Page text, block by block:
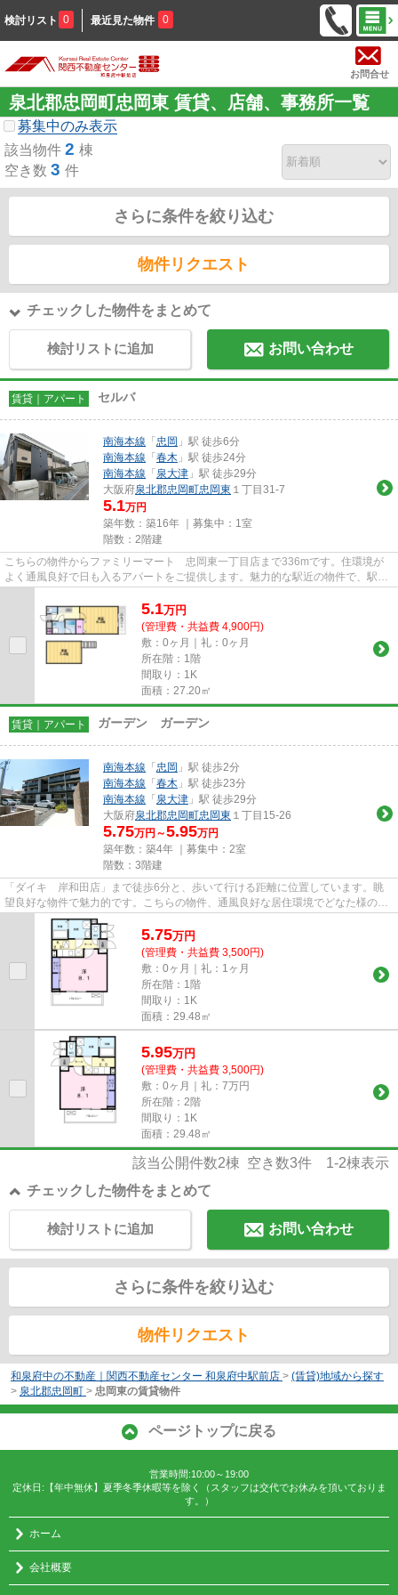
検討リスト 0 最近見た物件 0
お問合せ
泉北郡忠岡町忠岡東 賃貸、店舗、事務所一覧
募集中のみ表示
該当物件 2 棟
空き数 3 件
さらに条件を絞り込む
物件リクエスト
チェックした物件をまとめて
検討リストに追加 お問い合わせ
賃貸｜アパート セルバ
南海本線 「 忠岡 」駅 徒歩6分
南海本線 「 春木 」駅 徒歩24分
南海本線 「 泉大津 」駅 徒歩29分
大阪府泉北郡忠岡町忠岡東 １丁目31-7
5.1万円
築年数：築16年 ｜募集中： 1室
階数：2階建
こちらの物件からファミリーマート 忠岡東一丁目店まで336mです。住環境が
よく通風良好で日も入るアパートをご提供します。魅力的な駅近の物件で、駅ま
5.1万円
(管理費・共益費 4,900円)
敷：0ヶ月｜礼：0ヶ月
所在階：1階
間取り：1K
面積：27.20㎡
賃貸｜アパート ガーデン ガーデン
南海本線 「 忠岡 」駅 徒歩2分
南海本線 「 春木 」駅 徒歩23分
南海本線 「 泉大津 」駅 徒歩29分
大阪府泉北郡忠岡町忠岡東 １丁目15-26
5.75万円～5.95万円
築年数：築4年 ｜募集中： 2室
階数：3階建
「ダイキ 岸和田店」まで徒歩6分と、歩いて行ける距離に位置しています。眺
望良好な物件で魅力的です。こちらの物件、通風良好な居住環境でどなた様の健
康にも良いおすすめの物件です...
5.75万円
(管理費・共益費 3,500円)
敷：0ヶ月｜礼：1ヶ月
所在階：1階
間取り：1K
面積：29.48㎡
5.95万円
(管理費・共益費 3,500円)
敷：0ヶ月｜礼：7万円
所在階：2階
間取り：1K
面積：29.48㎡
該当公開件数2棟 空き数3件 1-2棟表示
チェックした物件をまとめて
お問い合わせ
検討リストに追加
さらに条件を絞り込む
物件リクエスト
和泉府中の不動産｜関西不動産センター 和泉府中駅前店 > (賃貸)地域から探す
> 泉北郡忠岡町 > 忠岡東の賃貸物件
ページトップに戻る
営業時間:10:00～19:00
定休日:【年中無休】夏季冬季休暇等を除く（スタッフは交代でお休みを頂いておりま
す。）
ホーム
会社概要